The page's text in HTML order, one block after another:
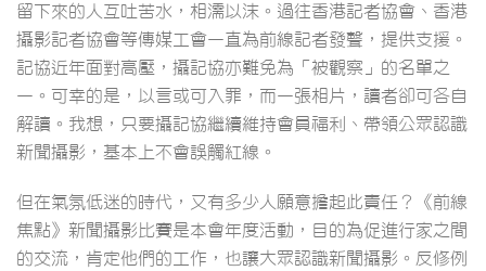
留下來的人互吐苦水，相濡以沫。過往香港記者協會、香港
攝影記者協會等傳媒工會一直為前線記者發聲，提供支援。
記協近年面對高壓，攝記協亦難免為「被觀察」的名單之
一。可幸的是，以言或可入罪，而一張相片，讀者卻可各自
解讀。我想，只要攝記協繼續維持會員福利、帶領公眾認識
新聞攝影，基本上不會誤觸紅線。
但在氣氛低迷的時代，又有多少人願意擔起此責任？《前線
焦點》新聞攝影比賽是本會年度活動，目的為促進行家之間
的交流，肯定他們的工作，也讓大眾認識新聞攝影。反修例